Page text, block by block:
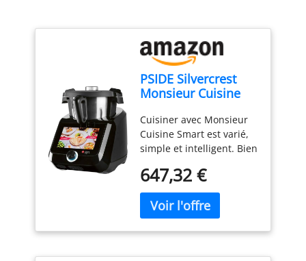
PSIDE Silvercrest
Monsieur Cuisine
SKMS 1200 B1 1200
W Noir
Cuisiner avec Monsieur
Cuisine Smart est varié,
simple et intelligent. Bien
trop court. Grâce à sa
technologie intelligente
et à ses multiples
fonctions de cuisson, il
deviendra votre héros
647,32 €